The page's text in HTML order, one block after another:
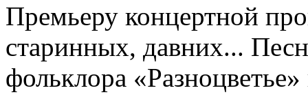
Премьеру концертной
старинных, давних...
фольклора